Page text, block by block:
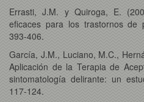
Errasti, J.M. y Quiroga, E.
eficaces para los trastornos de
393-406.
García, J.M., Luciano, M.C.,
Aplicación de la Terapia de
sintomatología delirante: un
117-124.